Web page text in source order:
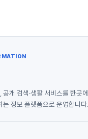
공개 검색·생활 서비스를 한곳
는 정보 플랫폼으로 운영합니다.